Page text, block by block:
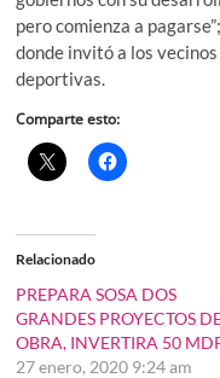
pero comienza a
donde invitó a los
deportivas.
Comparte esto:
Relacionado
PREPARA SOSA DOS
GRANDES PROYECTOS
OBRA, INVERTIRA 50
27 enero, 2020 9:24 am